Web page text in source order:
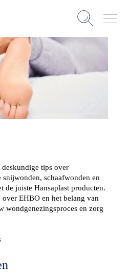
tips over
schaafwonden en
de juiste Hansaplast producten.
EHBO en het belang van
wondgenezingsproces en zorg